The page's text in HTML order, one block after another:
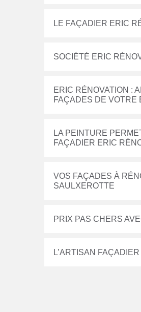
LE FAÇADIER ERIC
SOCIÉTÉ ERIC
ERIC RÉNOVATION :
FAÇADES DE VOTRE
LA PEINTURE
FAÇADIER ERIC
VOS FAÇADES À
SAULXEROTTE
PRIX PAS CHERS
L’ARTISAN